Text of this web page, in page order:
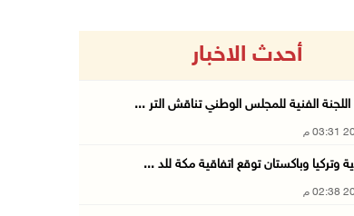
أحدث الاخبار
الفنية للمجلس الوطني تناقش التر ...
وتركيا وباكستان توقع اتفاقية مكة للد ...